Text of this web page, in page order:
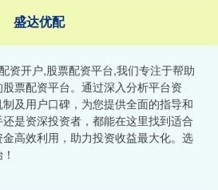
盛达优配
资开户,股票配资平台,我们专注于帮助
票配资平台。通过深入分析平台资
及用户口碑，为您提供全面的指导和
是资深投资者，都能在这里找到适合
高效利用，助力投资收益最大化。选